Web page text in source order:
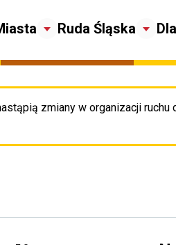
Ruda Śląska
zmiany w organizacji ruchu